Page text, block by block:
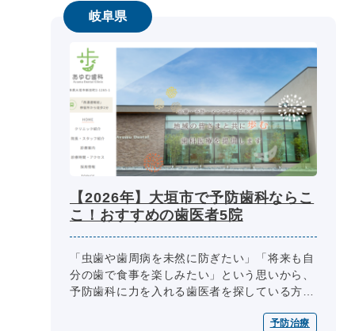
岐阜県
【2026年】大垣市で予防歯科ならこ
こ！おすすめの歯医者5院
「虫歯や歯周病を未然に防ぎたい」「将来も自
分の歯で食事を楽しみたい」という思いから、
予防歯科に力を入れる歯医者を探している方も
予防治療